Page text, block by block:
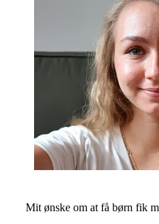
Mit ønske om at få børn fik